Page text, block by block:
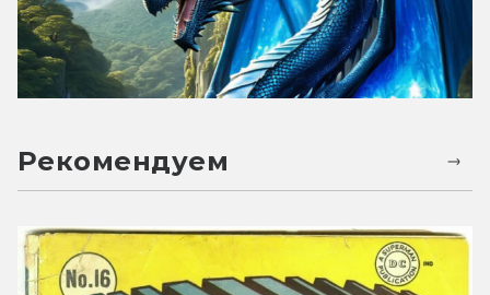
Рекомендуем